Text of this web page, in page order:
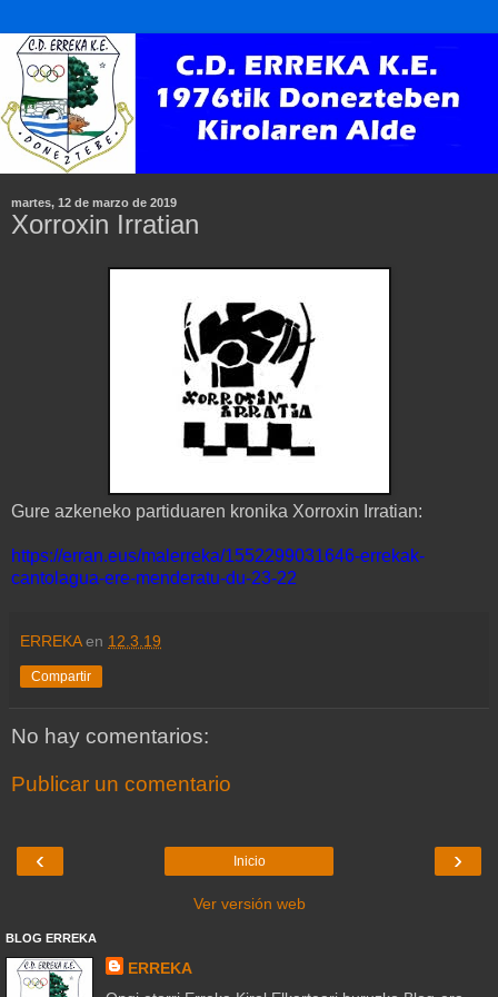
martes, 12 de marzo de 2019
Xorroxin Irratian
Gure azkeneko partiduaren kronika Xorroxin Irratian:
https://erran.eus/malerreka/1552299031646-errekak-
cantolagua-ere-menderatu-du-23-22
ERREKA en 12.3.19
Compartir
No hay comentarios:
Publicar un comentario
‹ ›
Inicio
Ver versión web
BLOG ERREKA
ERREKA